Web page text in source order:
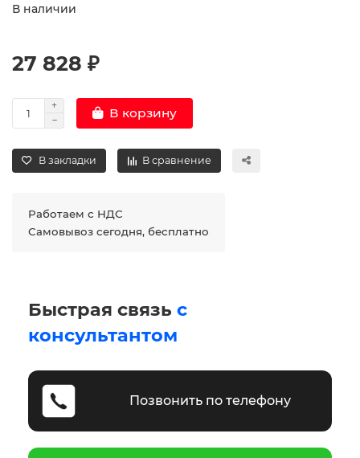
В наличии
27 828 ₽
В корзину
В закладки В сравнение
Работаем с НДС
Самовывоз сегодня, бесплатно
Быстрая связь с
консультантом
Позвонить по телефону